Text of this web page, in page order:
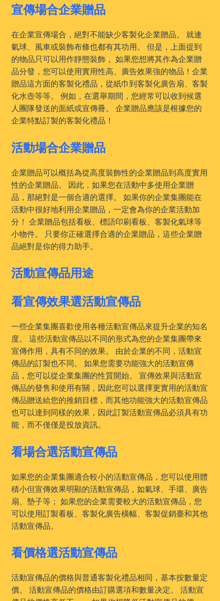
宣傳場合企業贈品
在企業宣傳場合，絕對不能缺少客製化企業贈品。 就連
氣球、風車或裝飾布條也都有其功用。 但是，上面提到
的物品只可以用作靜態裝飾， 如果您想將其作為企業贈
品分發，您可以使用實用性高、廣告效果強的物品！企業
贈品這方面的客製化禮品，從紙巾到客製化廣告扇、客製
化水壺等等。 例如，在選舉期間，您經常可以收到候選
人團隊發送的面紙或宣傳冊。 企業贈品應該是根據您的
企業特點訂製的客製化禮品！
活動場合企業贈品
企業贈品可以概括為從高度裝飾性的企業贈品到高度實用
性的企業贈品。 因此，如果您在活動中多使用企業贈
品，那絕對是一個合適的選擇。 如果你的企業集團能在
活動中很好地利用企業贈品，一定會為你的企業活動加
分！ 企業贈品包括看板、標語印刷看板、客製化氣球等
小物件。 只要你正確選擇合適的企業贈品，這些企業贈
品絕對是你的得力助手。
活動宣傳品用途
看宣傳效果選活動宣傳品
一些企業集團喜歡使用各種活動宣傳品來提升企業的知名
度。 這些活動宣傳品以不同的形式為您的企業集團帶來
宣傳作用，具有不同的效果。 由於企業的不同，活動宣
傳品的訂製也不同。 如果您需要功能強大的活動宣傳
品，您可以從企業集團的性質開始。 宣傳效果與活動宣
傳品的發售和使用有關，因此您可以選擇更實用的活動宣
傳品贈送給您的推銷目標，而其他功能強大的活動宣傳品
也可以達到同樣的效果，因此訂製活動宣傳品必須具有功
能，而不僅僅是投放資訊。
看場合選活動宣傳品
如果您的企業集團適合較小的活動宣傳品，您可以使用體
積小但宣傳效果明顯的活動宣傳品，如氣球、手環、廣告
扇、墊子等； 如果您的企業需要較大的活動宣傳品，您
可以使用訂製看板、客製化廣告橫幅、客製促銷臺和其他
活動宣傳品。
看價格選活動宣傳品
活動宣傳品的價格與普通客製化禮品相同，基本按數量定
價。 活動宣傳品的價格由訂購選項和數量决定。 活動宣